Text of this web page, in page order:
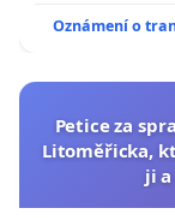
Oznámení o
Petice za
Litoměřicka,
ji